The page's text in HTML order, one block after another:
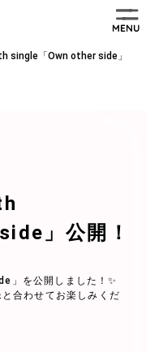
MENU
single「Own other side」
」公開！
を公開しました！✨
合わせてお楽しみくだ